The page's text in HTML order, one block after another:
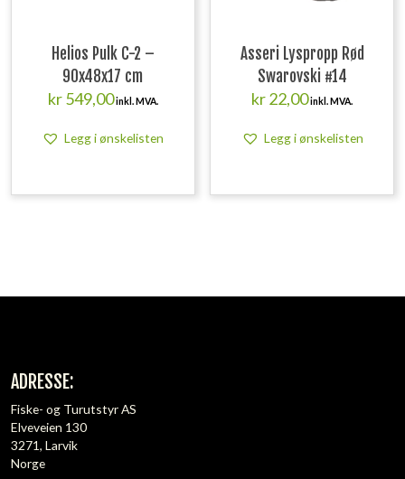
Helios Pulk C-2 –
90x48x17 cm
kr549,00inkl. MVA.
Legg i ønskelisten
Asseri Lyspropp Rød
Swarovski #14
kr22,00inkl. MVA.
Legg i ønskelisten
ADRESSE:
Fiske- og Turutstyr AS
Elveveien 130
3271, Larvik
Norge